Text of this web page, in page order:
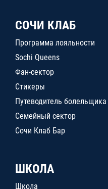
СОЧИ КЛАБ
Программа лояльности
Sochi Queens
Фан-сектор
Стикеры
Путеводитель болельщика
Семейный сектор
Сочи Клаб Бар
ШКОЛА
Школа